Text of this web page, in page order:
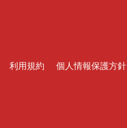
利用規約 個人情報保護方針